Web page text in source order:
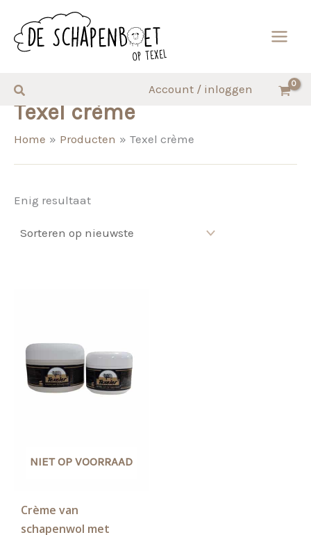
naar
Zoeken Account / inloggen
Texel crème
Home Producten Texel crème
Enig resultaat
NIET OP VOORRAAD
Crème van
schapenwol met